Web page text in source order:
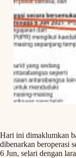
Hari ini dimaklumkan
dibenarkan beroperasi
6 Jun, selari dengan